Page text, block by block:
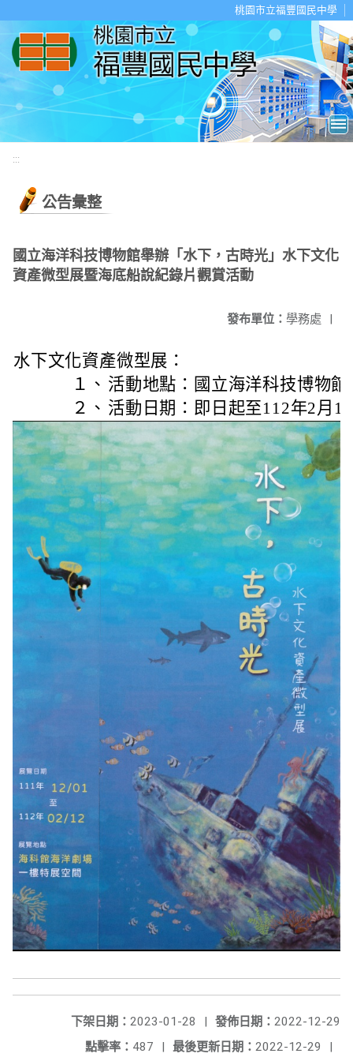
桃園市立福豐國民中學
:::
公告彙整
國立海洋科技博物館舉辦「水下，古時光」水下文化
資產微型展暨海底船說紀錄片觀賞活動
發布單位： 學務處 |
水下文化資產微型展：
１、 活動地點：國立海洋科技博物
２、 活動日期：即日起至112年2月
發佈日期： 2022-12-29
下架日期： 2023-01-28
|
最後更新日期： 2022-12-29 |
點擊率： 487 |